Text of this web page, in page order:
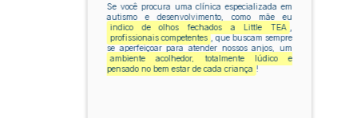
Se você procura uma clínica especializada em
autismo e desenvolvimento, como mãe eu
indico de olhos fechados a Little TEA
,
profissionais competentes , que buscam sempre
se aperfeiçoar para atender nossos anjos, um
ambiente acolhedor, totalmente lúdico e
pensado no bem estar de cada criança !